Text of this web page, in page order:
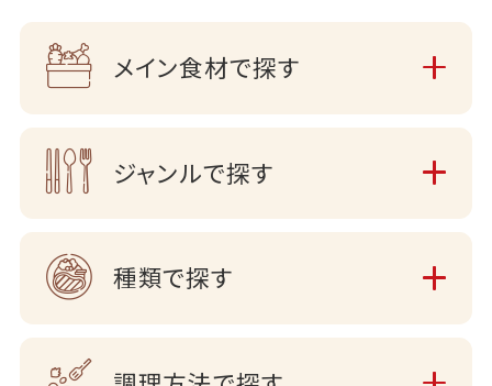
メイン食材で探す
ジャンルで探す
種類で探す